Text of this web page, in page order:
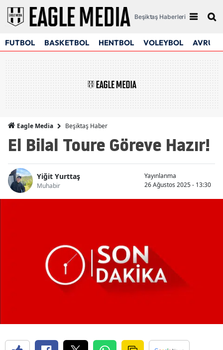
Beşiktaş Haberleri
FUTBOL BASKETBOL HENTBOL VOLEYBOL
Eagle Media Beşiktaş Haber
El Bilal Toure Göreve Hazır!
Yiğit Yurttaş
Muhabir
Yayınlanma
26 Ağustos 2025 - 13:30